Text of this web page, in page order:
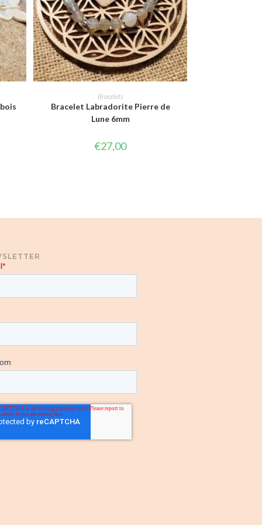
CHOIX DES OPTIONS
Bracelets
Bracelet Labradorite Pierre de
Lune 6mm
€27,00